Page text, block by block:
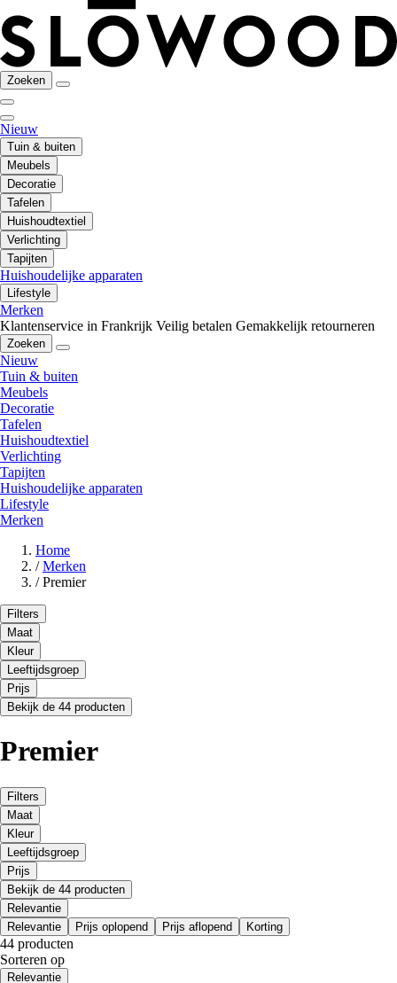
Zoeken
Nieuw
Tuin & buiten
Meubels
Decoratie
Tafelen
Huishoudtextiel
Verlichting
Tapijten
Huishoudelijke apparaten
Lifestyle
Merken
Klantenservice in Frankrijk Veilig betalen Gemakkelijk retourneren
Zoeken
Nieuw
Tuin & buiten
Meubels
Decoratie
Tafelen
Huishoudtextiel
Verlichting
Tapijten
Huishoudelijke apparaten
Lifestyle
Merken
Home
/ Merken
/ Premier
Filters
Maat
Kleur
Leeftijdsgroep
Prijs
Bekijk de 44 producten
Premier
Filters
Maat
Kleur
Leeftijdsgroep
Prijs
Bekijk de 44 producten
Relevantie
Relevantie
Prijs oplopend Prijs aflopend Korting
44 producten
Sorteren op
Relevantie